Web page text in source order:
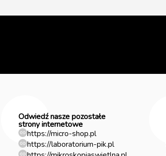
Odwiedź nasze pozostałe
strony internetowe
https://micro-shop.pl
https://laboratorium-pik.pl